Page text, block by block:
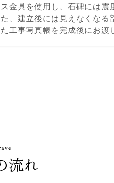
ス⾦具を使⽤し、⽯碑には震
た、建⽴後には⾒えなくなる
⼯事写真帳を完成後にお渡
流れ